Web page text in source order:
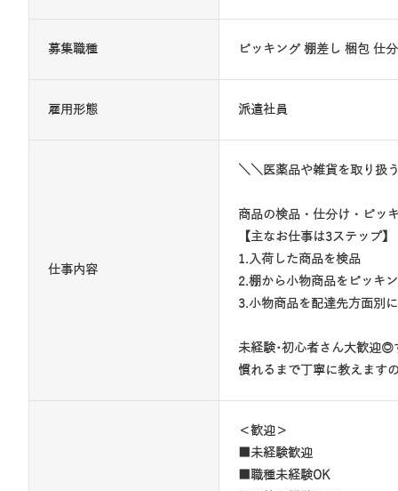
募集職種 ピッキング 棚差し 梱包 仕
雇用形態 派遣社員
仕事内容
＼＼医薬品や雑貨を取り扱
商品の検品・仕分け・ピッ
【主なお仕事は3ステップ】
1.入荷した商品を検品
2.棚から小物商品をピッキ
3.小物商品を配達先方面別
未経験･初心者さん大歓迎◎
慣れるまで丁寧に教えます
＜歓迎＞
■未経験歓迎
■職種未経験OK